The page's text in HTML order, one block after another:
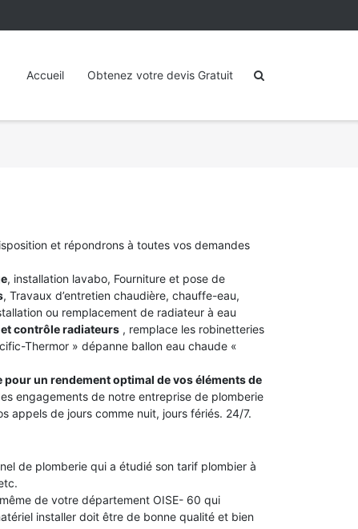
Accueil Obtenez votre devis Gratuit
et répondrons à toutes vos demandes
, installation lavabo, Fourniture et pose de
, Travaux d’entretien chaudière, chauffe-eau,
ou remplacement de radiateur à eau
contrôle radiateurs , remplace les robinetteries
Thermor » dépanne ballon eau chaude «
un rendement optimal de vos éléments de
engagements de notre entreprise de plomberie
appels de jours comme nuit, jours fériés. 24/7.
de plomberie qui a étudié son tarif plombier à
de votre département OISE- 60 qui
installer doit être de bonne qualité et bien